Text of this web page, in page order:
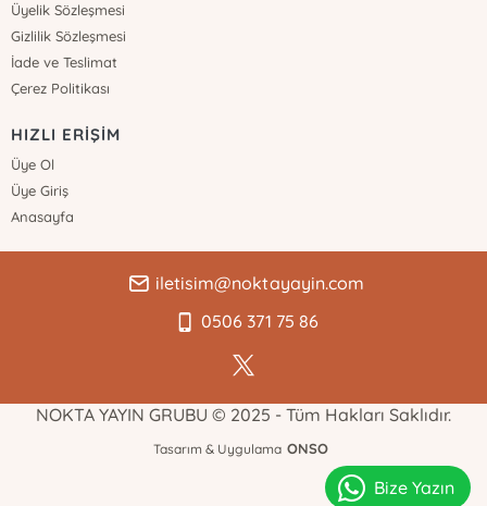
Üyelik Sözleşmesi
Gizlilik Sözleşmesi
İade ve Teslimat
Çerez Politikası
HIZLI ERİŞİM
Üye Ol
Üye Giriş
Anasayfa
iletisim@noktayayin.com
0506 371 75 86
NOKTA YAYIN GRUBU © 2025 - Tüm Hakları Saklıdır.
Tasarım & Uygulama ONSO
Bize Yazın